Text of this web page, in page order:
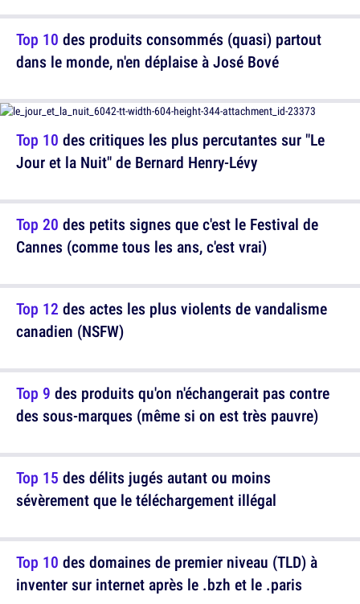
Top 10 des produits consommés (quasi) partout
dans le monde, n'en déplaise à José Bové
Top 20 des petits signes que c'est le Festival de
Cannes (comme tous les ans, c'est vrai)
Top 9 des produits qu'on n'échangerait pas contre
des sous-marques (même si on est très pauvre)
Top 10 des domaines de premier niveau (TLD) à
inventer sur internet après le .bzh et le .paris
Top 10 des critiques les plus percutantes sur "Le
Jour et la Nuit" de Bernard Henry-Lévy
Top 12 des actes les plus violents de vandalisme
canadien (NSFW)
Top 15 des délits jugés autant ou moins
sévèrement que le téléchargement illégal